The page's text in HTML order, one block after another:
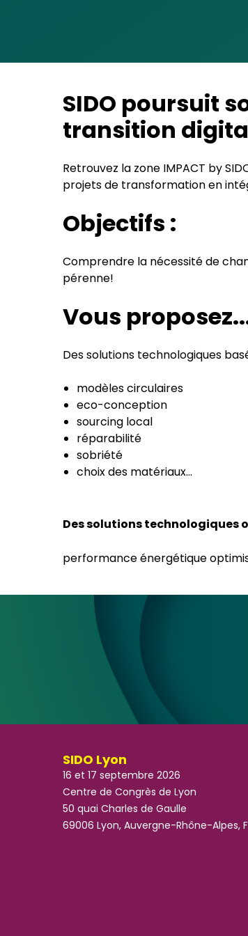
SIDO poursuit
transition
Retrouvez la zone IMPACT by
projets de transformation en
Objectifs :
Comprendre la nécessité de
pérenne!
Vous
Des solutions technologiques
modèles circulaires
eco-conception
sourcing local
réparabilité
sobriété
choix des matériaux...
Des solutions technologiques
performance énergétique
SIDO Lyon
16 et 17 septembre 2026
Centre de Congrès de Lyon
50 quai Charles de Gaulle
69006 Lyon, Auvergne-Rhône-Alpes,